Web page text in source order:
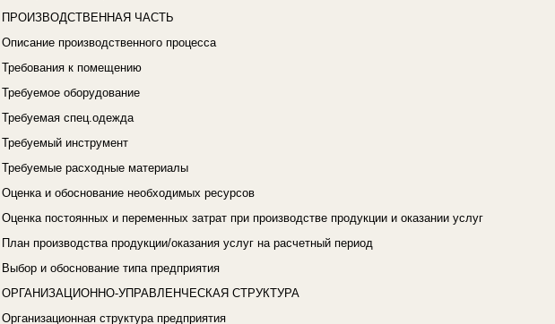
ПРОИЗВОДСТВЕННАЯ ЧАСТЬ
Описание производственного процесса
Требования к помещению
Требуемое оборудование
Требуемая спец.одежда
Требуемый инструмент
Требуемые расходные материалы
Оценка и обоснование необходимых ресурсов
Оценка постоянных и переменных затрат при производстве продукции и оказании услуг
План производства продукции/оказания услуг на расчетный период
Выбор и обоснование типа предприятия
ОРГАНИЗАЦИОННО-УПРАВЛЕНЧЕСКАЯ СТРУКТУРА
Организационная структура предприятия